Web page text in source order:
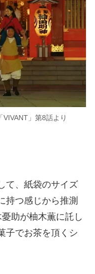
」第8話より
て、紙袋のサイズ
持つ感じから推測
助が柚木薫に託し
子でお茶を頂くシ